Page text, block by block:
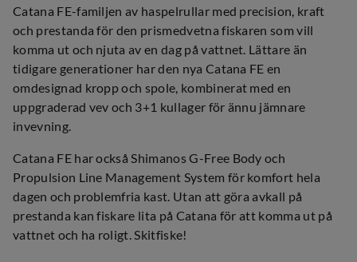
Catana FE-familjen av haspelrullar med precision, kraft
och prestanda för den prismedvetna fiskaren som vill
komma ut och njuta av en dag på vattnet. Lättare än
tidigare generationer har den nya Catana FE en
omdesignad kropp och spole, kombinerat med en
uppgraderad vev och 3+1 kullager för ännu jämnare
invevning.
Catana FE har också Shimanos G-Free Body och
Propulsion Line Management System för komfort hela
dagen och problemfria kast. Utan att göra avkall på
prestanda kan fiskare lita på Catana för att komma ut på
vattnet och ha roligt. Skitfiske!